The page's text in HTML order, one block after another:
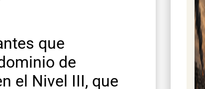
que
de
el Nivel III, que